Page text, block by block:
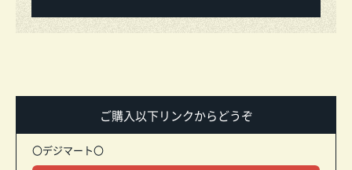
ご購入以下リンクからどうぞ
〇デジマート〇